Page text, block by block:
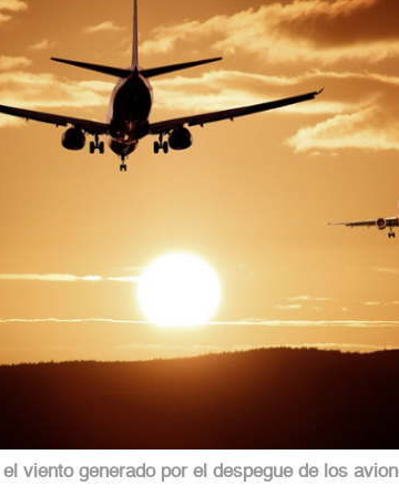
viento generado por el despegue de los